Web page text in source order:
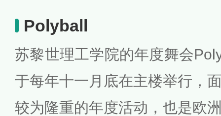
Polyball
苏黎世理工学院的年度舞会
于每年十一月底在主楼举行，
较为隆重的年度活动，也是欧